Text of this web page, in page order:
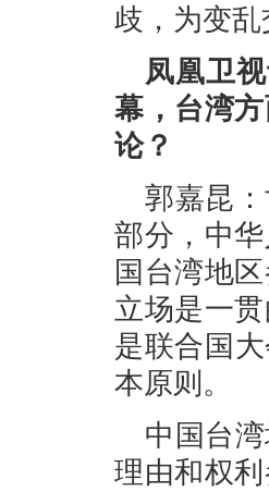
歧，为变
凤凰卫
幕，台湾
论？
郭嘉昆
部分，中
国台湾地
立场是一
是联合国
本原则。
中国台
理由和权